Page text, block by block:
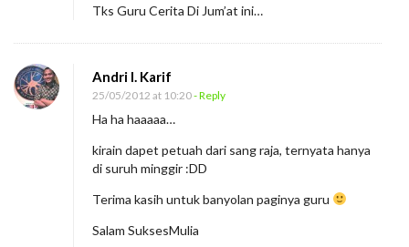
Tks Guru Cerita Di Jum’at ini…
Andri I. Karif
25/05/2012 at 10:20- Reply
Ha ha haaaaa…
kirain dapet petuah dari sang raja, ternyata hanya
di suruh minggir :DD
Terima kasih untuk banyolan paginya guru
Salam SuksesMulia